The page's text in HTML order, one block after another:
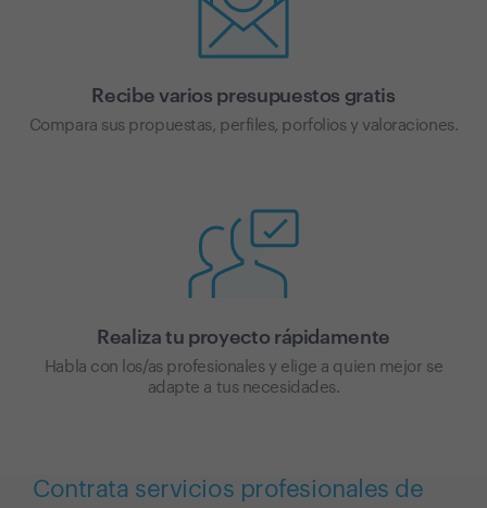
Recibe varios presupuestos gratis
Compara sus propuestas, perfiles, porfolios y valoraciones.
Realiza tu proyecto rápidamente
Habla con los/as profesionales y elige a quien mejor se
adapte a tus necesidades.
Contrata servicios profesionales de